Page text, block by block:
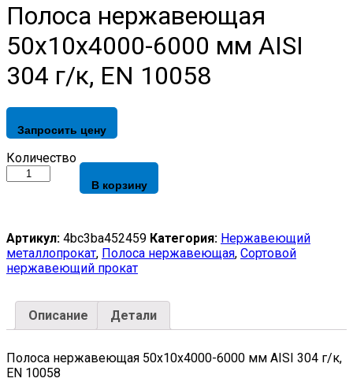
Полоса нержавеющая
50х10х4000-6000 мм AISI
304 г/к, EN 10058
Запросить цену
Полоса
нержавеющая
AISI
304
г/
к,
10058
quantity
Количество
В корзину
Артикул: 4bc3ba452459 Категория: Нержавеющий
металлопрокат, Полоса нержавеющая, Сортовой
нержавеющий прокат
Описание Детали
Полоса нержавеющая 50х10х4000-6000 мм AISI 304 г/к,
EN 10058